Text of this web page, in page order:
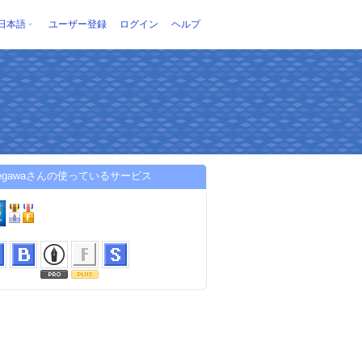
本語 ユーザー登録 ログイン ヘルプ
さんの使っているサービス